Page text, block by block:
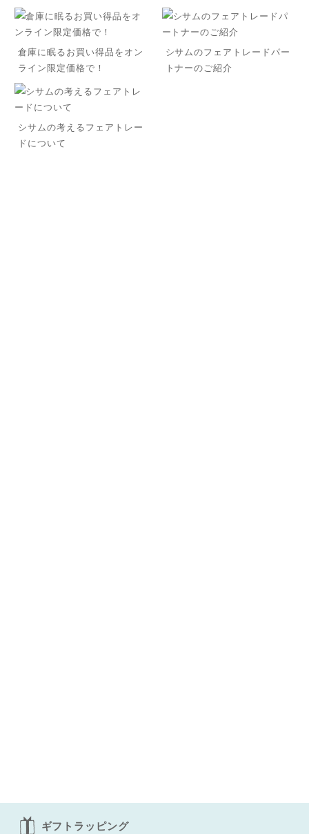
倉庫に眠るお買い得品をオン
ライン限定価格で！
シサムのフェアトレードパー
トナーのご紹介
シサムの考えるフェアトレー
ドについて
ギフトラッピング